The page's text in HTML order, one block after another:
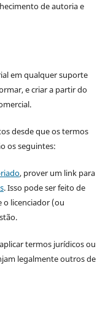
de autoria e
em qualquer suporte
e criar a partir do
desde que os termos
os seguintes:
, prover um link para
. Isso pode ser feito de
o licenciador (ou
termos jurídicos ou
legalmente outros de